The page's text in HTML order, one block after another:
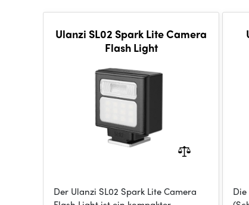
Ulanzi SL02 Spark Lite Camera
Flash Light
Der Ulanzi SL02 Spark Lite Camera